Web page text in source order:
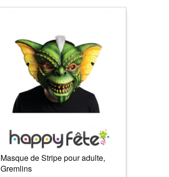
Masque de Stripe pour adulte,
Gremlins